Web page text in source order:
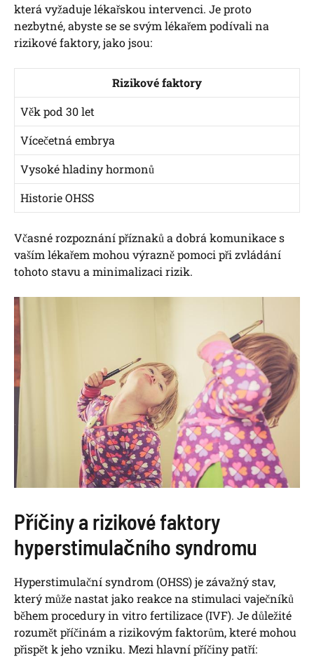
která vyžaduje lékařskou intervenci. Je proto
nezbytné, abyste se se svým lékařem podívali na
rizikové faktory, jako jsou:
Rizikové faktory
Věk pod 30 let
Vícečetná embrya
Vysoké hladiny hormonů
Historie OHSS
Včasné rozpoznání příznaků a dobrá komunikace s
vaším lékařem mohou výrazně pomoci při zvládání
tohoto stavu a minimalizaci rizik.
Příčiny a rizikové faktory
hyperstimulačního syndromu
Hyperstimulační syndrom (OHSS) je závažný stav,
který může nastat jako reakce na stimulaci vaječníků
během procedury in vitro fertilizace (IVF). Je důležité
rozumět příčinám a rizikovým faktorům, které mohou
přispět k jeho vzniku. Mezi hlavní příčiny patří: